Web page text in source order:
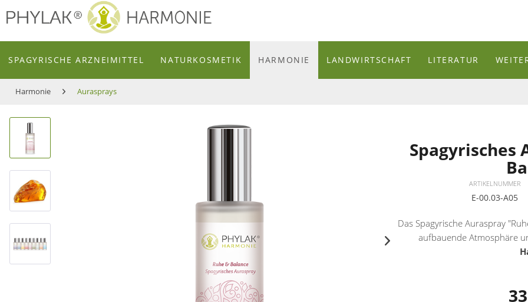
zum Inhalt
SPAGYRISCHE ARZNEIMITTEL NATURKOSMETIK HARMONIE LANDWIRTSCHAFT LITERATUR
Harmonie Aurasprays
Spagyrisches
ARTIKELNUMMER
E-00.03-A05
Das Spagyrische Auraspray
aufbauende Atmosphäre